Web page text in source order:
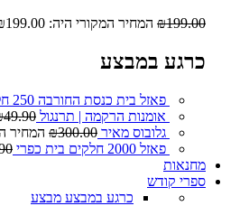
₪199.00 המחיר המקורי היה: ₪199.00.
כרגע במבצע
פאזל בית כנסת החורבה 250 חלקים
אומנות הרקמה | תרנגול 49.90
גלובוס מאיר
₪300.00 המחיר
פאזל 2000 חלקים בית כפרי
מחנאות
ספרי קודש
כרגע במבצע מבצע